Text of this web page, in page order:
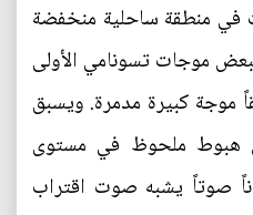
في منطقة ساحلية منخفضة
موجات تسونامي الأولى
موجة كبيرة مدمرة. ويسبق
هبوط ملحوظ في مستوى
صوتاً يشبه صوت اقتراب